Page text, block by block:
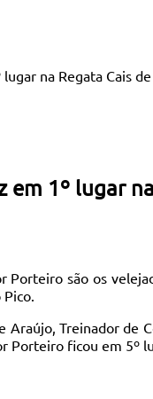
na Regata Cais
em 1º lugar
Porteiro são os
Treinador de
Porteiro ficou em 5º